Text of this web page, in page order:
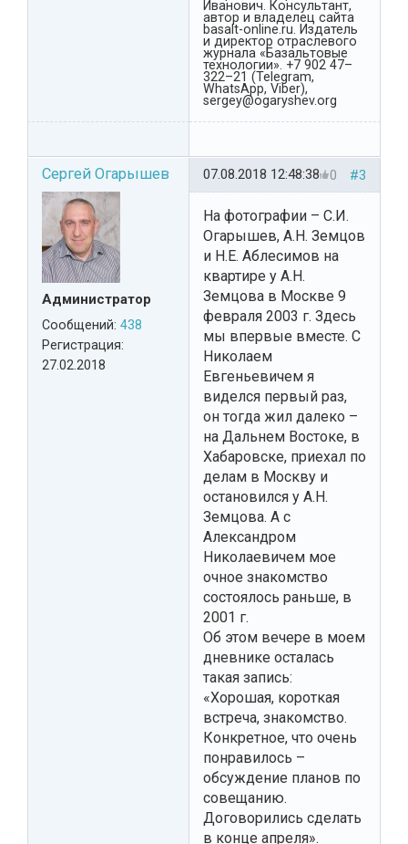
Иванович. Консультант,
автор и владелец сайта
basalt-online.ru. Издатель
и директор отраслевого
журнала «Базальтовые
технологии». +7 902 47–
322–21 (Telegram,
WhatsApp, Viber),
sergey@ogaryshev.org
Сергей Огарышев
Администратор
Сообщений: 438
Регистрация:
27.02.2018
#3
0
07.08.2018 12:48:38
На фотографии – С.И.
Огарышев, А.Н. Земцов
и Н.Е. Аблесимов на
квартире у А.Н.
Земцова в Москве 9
февраля 2003 г. Здесь
мы впервые вместе. С
Николаем
Евгеньевичем я
виделся первый раз,
он тогда жил далеко –
на Дальнем Востоке, в
Хабаровске, приехал по
делам в Москву и
остановился у А.Н.
Земцова. А с
Александром
Николаевичем мое
очное знакомство
состоялось раньше, в
2001 г.
Об этом вечере в моем
дневнике осталась
такая запись:
«Хорошая, короткая
встреча, знакомство.
Конкретное, что очень
понравилось –
обсуждение планов по
совещанию.
Договорились сделать
в конце апреля».